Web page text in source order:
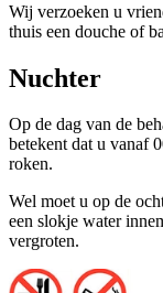
Wij verzoeken u
thuis een douche of
Nuchter
Op de dag van de
betekent dat u vanaf
roken.
Wel moet u op de
een slokje water
vergroten.